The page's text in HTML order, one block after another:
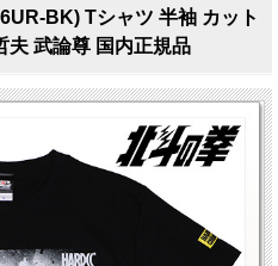
BK) Tシャツ 半袖 カット
夫 武論尊 国内正規品